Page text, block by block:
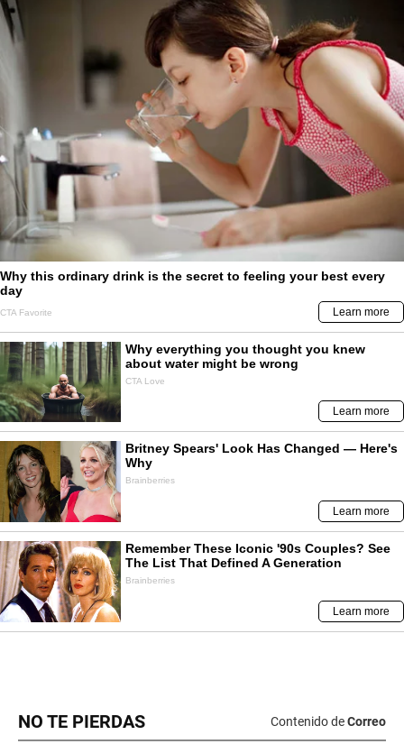
NO TE PIERDAS Contenido deCorreo